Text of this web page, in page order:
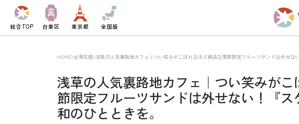
総合TOP 台東区 東京都 全国版
HOME 台東区版 浅草の人気裏路地カフェ｜つい笑みがこぼれるほど絶品な季節限定フルーツサンドは外せな
浅草の人気裏路地カフェ｜つい笑みが
節限定フルーツサンドは外せない！『
和のひとときを。